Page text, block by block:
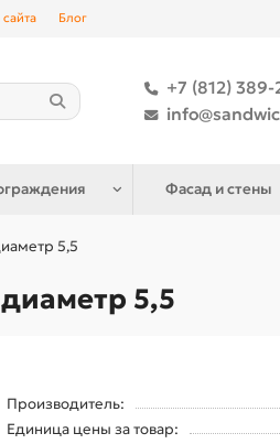
Блог
+7 (812)
Фасад и стены
5,5
5,5
Производитель:
Единица цены за товар: